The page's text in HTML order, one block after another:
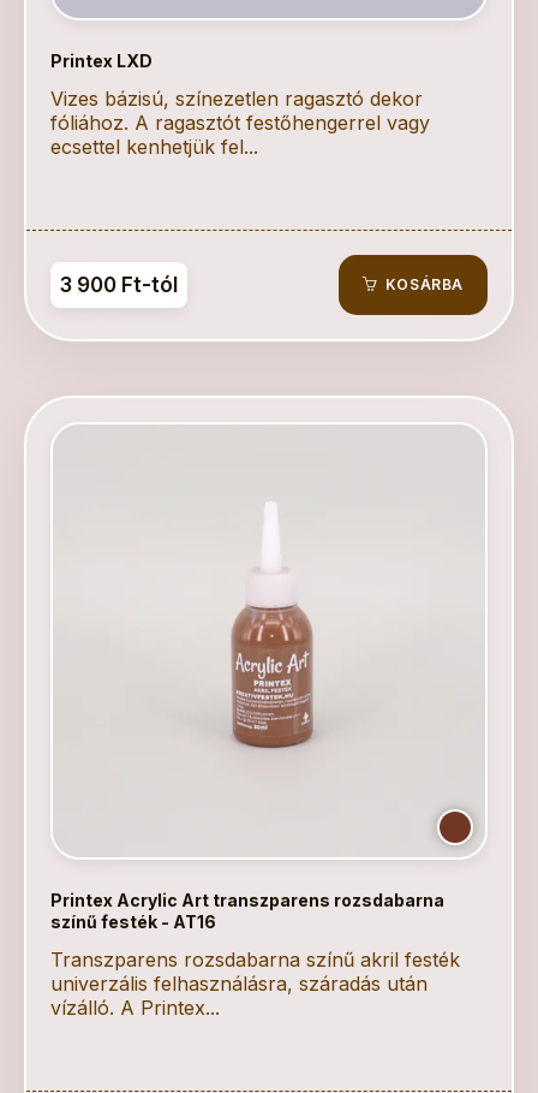
Printex LXD
Vizes bázisú, színezetlen ragasztó dekor
fóliához. A ragasztót festőhengerrel vagy
ecsettel kenhetjük fel...
3 900 Ft-tól KOSÁRBA
Printex Acrylic Art transzparens rozsdabarna
színű festék - AT16
Transzparens rozsdabarna színű akril festék
univerzális felhasználásra, száradás után
vízálló. A Printex...